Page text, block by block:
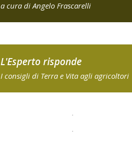
a cura di Angelo Frascarelli
L'Esperto risponde
I consigli di Terra e Vita agli agricoltori